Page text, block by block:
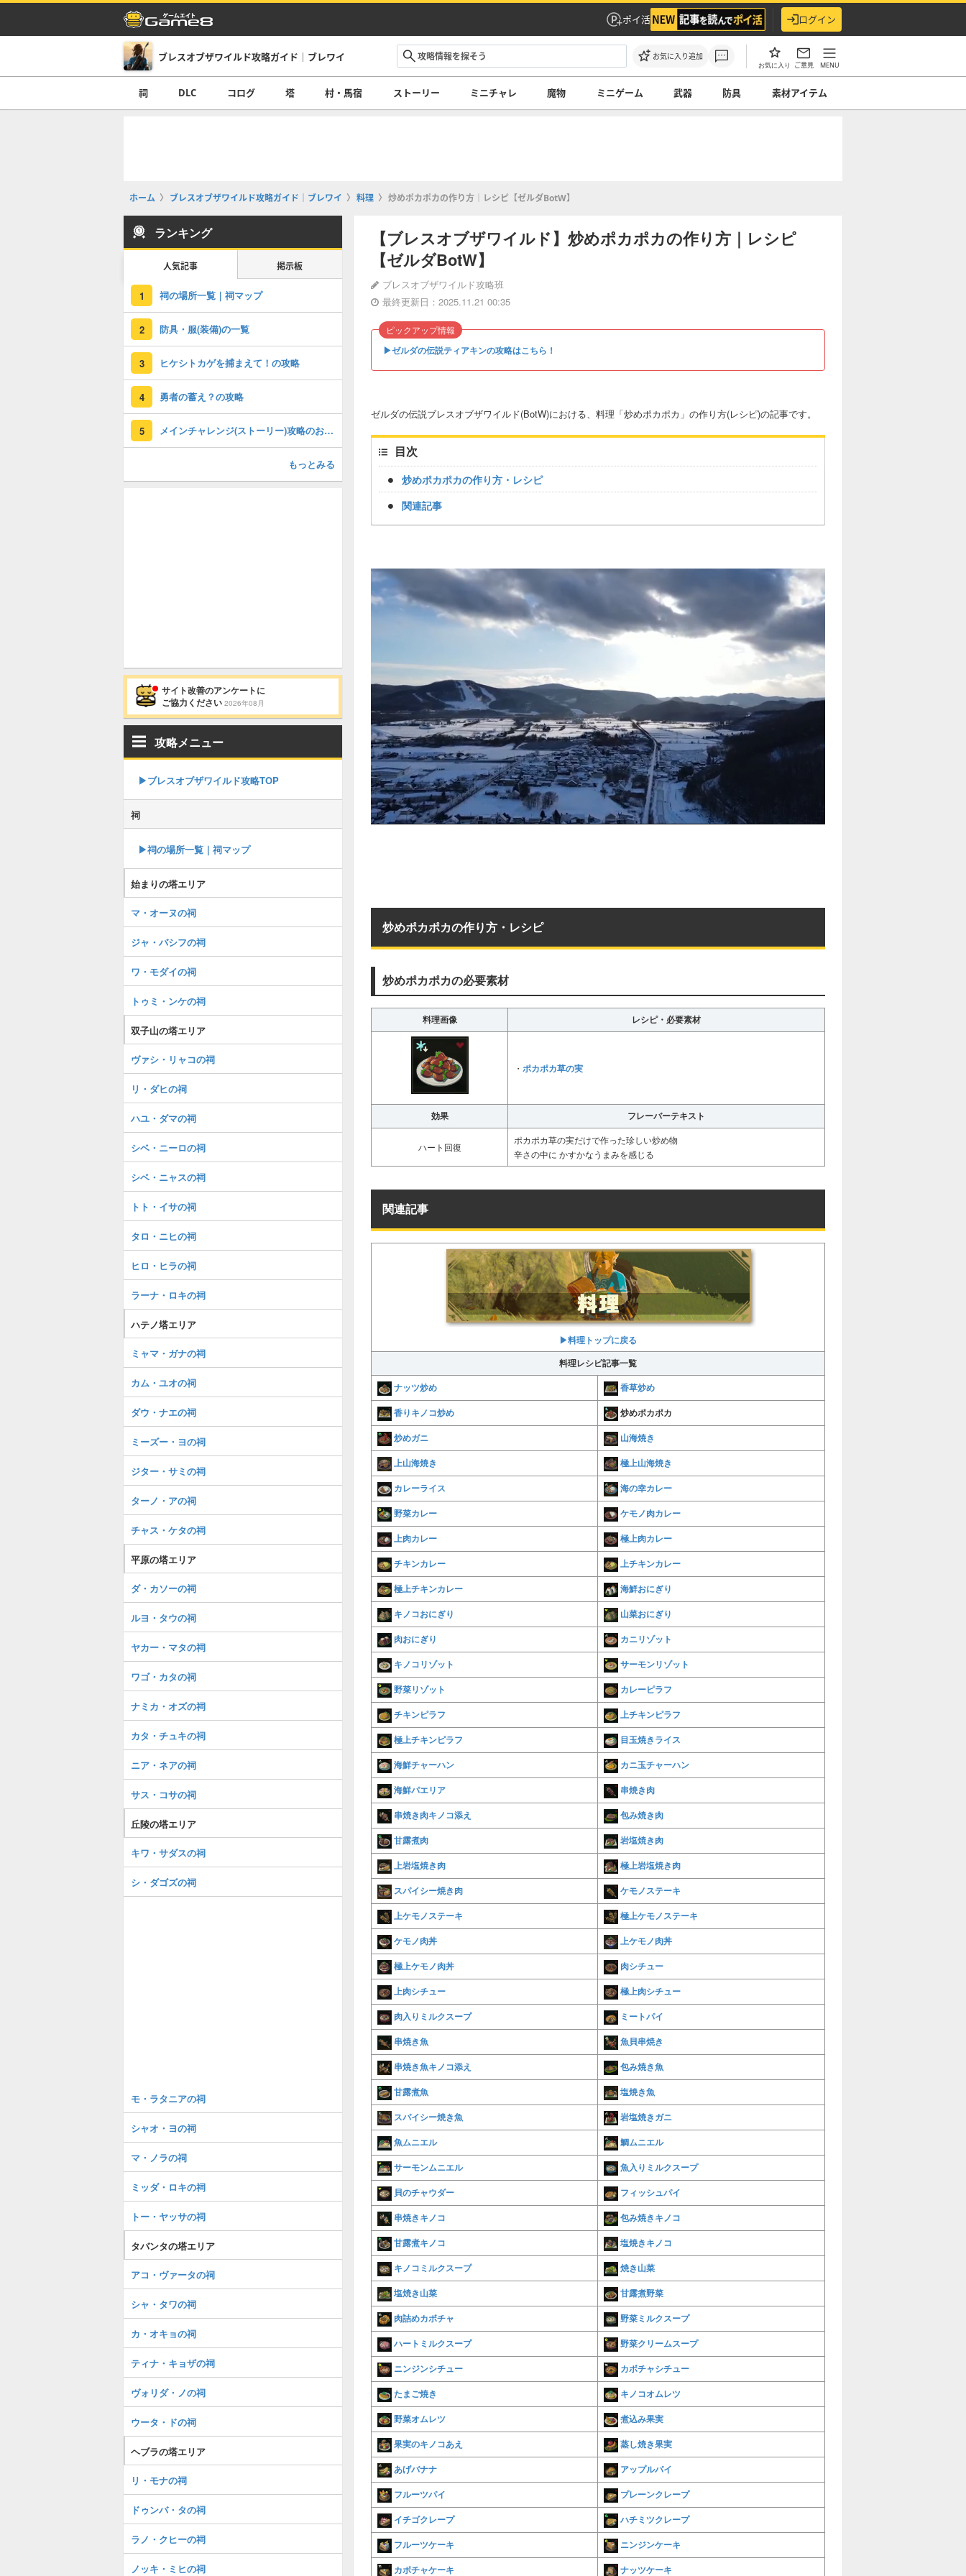
ポイ活 ログイン
ブレスオブザワイルド攻略ガイド｜ブレワイ お気に入り追加
お気に入り ご意見 MENU
祠 DLC コログ 塔 村・馬宿 ストーリー ミニチャレ 魔物 ミニゲーム 武器 防具 素材アイテム
ホーム ブレスオブザワイルド攻略ガイド｜ブレワイ 料理 炒めポカポカの作り方｜レシピ【ゼルダBotW】
【ブレスオブザワイルド】炒めポカポカの作り方｜レシピ
【ゼルダBotW】
ブレスオブザワイルド攻略班
最終更新日：2025.11.21 00:35
▶︎ゼルダの伝説ティアキンの攻略はこちら！
ピックアップ情報
ゼルダの伝説ブレスオブザワイルド(BotW)における、料理「炒めポカポカ」の作り方(レシピ)の記事です。
目次
炒めポカポカの作り方・レシピ
関連記事
炒めポカポカの作り方・レシピ
炒めポカポカの必要素材
料理画像 レシピ・必要素材
・ ポカポカ草の実
効果 フレーバーテキスト
ハート回復
ポカポカ草の実だけで作った珍しい炒め物
辛さの中に かすかなうまみを感じる
関連記事
▶料理トップに戻る
料理レシピ記事一覧
ナッツ炒め
香草炒め
香りキノコ炒め
炒めポカポカ
炒めガニ
山海焼き
上山海焼き
極上山海焼き
カレーライス
海の幸カレー
野菜カレー
ケモノ肉カレー
上肉カレー
極上肉カレー
チキンカレー
上チキンカレー
極上チキンカレー
海鮮おにぎり
キノコおにぎり
山菜おにぎり
肉おにぎり
カニリゾット
キノコリゾット
サーモンリゾット
野菜リゾット
カレーピラフ
チキンピラフ
上チキンピラフ
極上チキンピラフ
目玉焼きライス
海鮮チャーハン
カニ玉チャーハン
海鮮パエリア
串焼き肉
串焼き肉キノコ添え
包み焼き肉
甘露煮肉
岩塩焼き肉
上岩塩焼き肉
極上岩塩焼き肉
スパイシー焼き肉
ケモノステーキ
上ケモノステーキ
極上ケモノステーキ
ケモノ肉丼
上ケモノ肉丼
極上ケモノ肉丼
肉シチュー
上肉シチュー
極上肉シチュー
肉入りミルクスープ
ミートパイ
串焼き魚
魚貝串焼き
串焼き魚キノコ添え
包み焼き魚
甘露煮魚
塩焼き魚
スパイシー焼き魚
岩塩焼きガニ
魚ムニエル
鯛ムニエル
サーモンムニエル
魚入りミルクスープ
貝のチャウダー
フィッシュパイ
串焼きキノコ
包み焼きキノコ
甘露煮キノコ
塩焼きキノコ
キノコミルクスープ
焼き山菜
塩焼き山菜
甘露煮野菜
肉詰めカボチャ
野菜ミルクスープ
ハートミルクスープ
野菜クリームスープ
ニンジンシチュー
カボチャシチュー
たまご焼き
キノコオムレツ
野菜オムレツ
煮込み果実
果実のキノコあえ
蒸し焼き果実
あげバナナ
アップルパイ
フルーツパイ
プレーンクレープ
イチゴクレープ
ハチミツクレープ
フルーツケーキ
ニンジンケーキ
カボチャケーキ
ナッツケーキ
ランキング
人気記事 掲示板
1 祠の場所一覧｜祠マップ
2 防具・服(装備)の一覧
3 ヒケシトカゲを捕まえて！の攻略
4 勇者の蓄え？の攻略
5 メインチャレンジ(ストーリー)攻略のおすすめ順番
もっとみる
サイト改善のアンケートに
ご協力ください 2026年08月
攻略メニュー
▶︎ブレスオブザワイルド攻略TOP
祠
▶︎祠の場所一覧｜祠マップ
始まりの塔エリア
マ・オーヌの祠
ジャ・バシフの祠
ワ・モダイの祠
トゥミ・ンケの祠
双子山の塔エリア
ヴァシ・リャコの祠
リ・ダヒの祠
ハユ・ダマの祠
シベ・ニーロの祠
シベ・ニャスの祠
トト・イサの祠
タロ・ニヒの祠
ヒロ・ヒラの祠
ラーナ・ロキの祠
ハテノ塔エリア
ミャマ・ガナの祠
カム・ユオの祠
ダウ・ナエの祠
ミーズー・ヨの祠
ジター・サミの祠
ターノ・アの祠
チャス・ケタの祠
平原の塔エリア
ダ・カソーの祠
ルヨ・タウの祠
ヤカー・マタの祠
ワゴ・カタの祠
ナミカ・オズの祠
カタ・チュキの祠
ニア・ネアの祠
サス・コサの祠
丘陵の塔エリア
キワ・サダスの祠
シ・ダゴズの祠
モ・ラタニアの祠
シャオ・ヨの祠
マ・ノラの祠
ミッダ・ロキの祠
トー・ヤッサの祠
タバンタの塔エリア
アコ・ヴァータの祠
シャ・タワの祠
カ・オキョの祠
ティナ・キョザの祠
ヴォリダ・ノの祠
ウータ・ドの祠
ヘブラの塔エリア
リ・モナの祠
ドゥンバ・タの祠
ラノ・クヒーの祠
ノッキ・ミヒの祠